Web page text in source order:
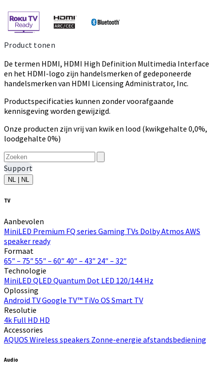
Product tonen
De termen HDMI, HDMI High Definition Multimedia Interface
en het HDMI-logo zijn handelsmerken of gedeponeerde
handelsmerken van HDMI Licensing Administrator, Inc.
Productspecificaties kunnen zonder voorafgaande
kennisgeving worden gewijzigd.
Onze producten zijn vrij van kwik en lood (kwikgehalte 0,0%,
loodgehalte 0%)
Support
NL | NL
TV
Aanbevolen
MiniLED Premium FQ series Gaming TVs Dolby Atmos AWS
speaker ready
Formaat
65″ – 75″ 55″ – 60″ 40″ – 43″ 24″ – 32″
Technologie
MiniLED QLED Quantum Dot LED 120/144 Hz
Oplossing
Android TVGoogle TV™ TiVo OS Smart TV
Resolutie
4k Full HD HD
Accessories
AQUOS Wireless speakers Zonne-energie afstandsbediening
Audio